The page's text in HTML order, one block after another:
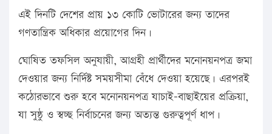
এই দিনটি দেশের প্রায় ১৩ কোটি ভোটারের জন্য তাদের
গণতান্ত্রিক অধিকার প্রয়োগের দিন।
ঘোষিত তফসিল অনুযায়ী, আগ্রহী প্রার্থীদের মনোনয়নপত্র জমা
দেওয়ার জন্য নির্দিষ্ট সময়সীমা বেঁধে দেওয়া হয়েছে। এরপরই
কঠোরভাবে শুরু হবে মনোনয়নপত্র যাচাই-বাছাইয়ের প্রক্রিয়া,
যা সুষ্ঠু ও স্বচ্ছ নির্বাচনের জন্য অত্যন্ত গুরুত্বপূর্ণ ধাপ।